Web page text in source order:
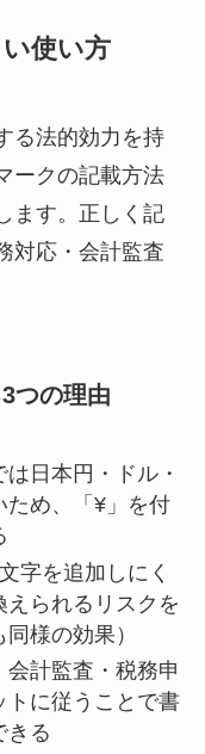
使い方
る法的効力を持
ークの記載方法
ます。正しく記
対応・会計監査
つの理由
日本円・ドル・
ため、「¥」を付
字を追加しにく
えられるリスクを
様の効果）
会計監査・税務申
トに従うことで書
きる